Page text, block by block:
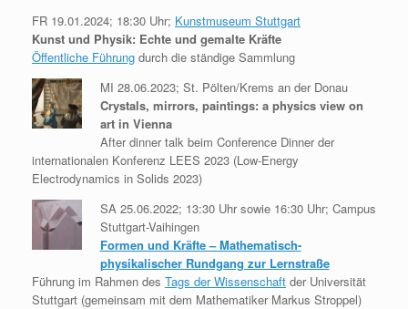
FR 19.01.2024; 18:30 Uhr; Kunstmuseum Stuttgart
Kunst und Physik: Echte und gemalte Kräfte
Öffentliche Führung durch die ständige Sammlung
MI 28.06.2023; St. Pölten/Krems an der Donau
Crystals, mirrors, paintings: a physics view on
art in Vienna
After dinner talk beim Conference Dinner der
internationalen Konferenz LEES 2023 (Low-Energy
Electrodynamics in Solids 2023)
SA 25.06.2022; 13:30 Uhr sowie 16:30 Uhr; Campus
Stuttgart-Vaihingen
Formen und Kräfte – Mathematisch-
physikalischer Rundgang zur Lernstraße
Führung im Rahmen des Tags der Wissenschaft der Universität
Stuttgart (gemeinsam mit dem Mathematiker Markus Stroppel)